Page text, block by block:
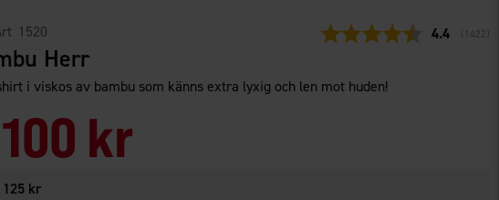
1520 Snittbetyg:
4.4 ( röster:
1422
Herr
i viskos av bambu som känns extra lyxig och len mot huden!
100 kr
125 kr